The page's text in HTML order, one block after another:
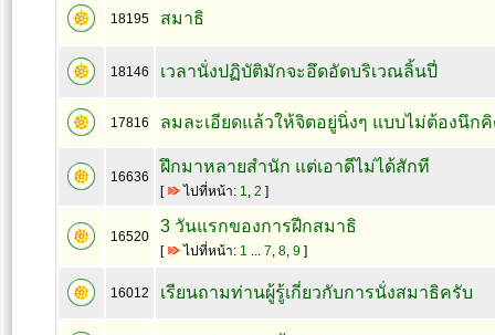
18195 สมาธิ
18146 เวลานั่งปฏิบัติมักจะอึดอัดบริเวณลิ้นปี่
17816 ลมละเอียดแล้วให้จิตอยู่นิ่งๆ แบบไม่ต้องนึก
16636
ฝึกมาหลายสำนัก แต่เอาดีไม่ได้สักที
[ ไปที่หน้า: 1, 2 ]
16520
3 วันแรกของการฝีกสมาธิ
[ ไปที่หน้า: 1 ... 7, 8, 9]
16012 เรียนถามท่านผู้รู้เกี่ยวกับการนั่งสมาธิครับ